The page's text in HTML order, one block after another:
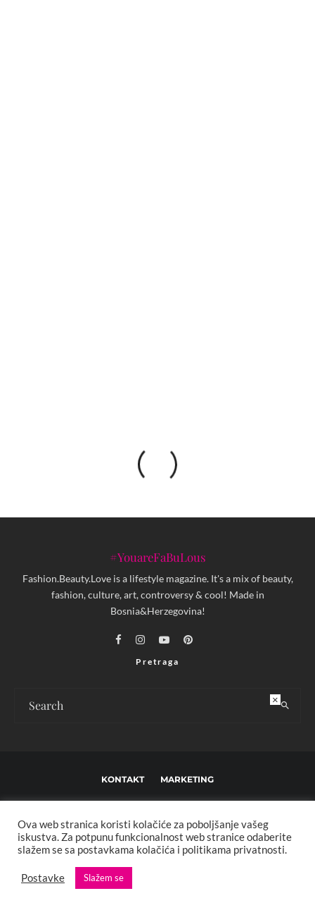
#YouareFaBuLous
Fashion.Beauty.Love is a lifestyle magazine. It's a mix of beauty,
fashion, culture, art, controversy & cool! Made in
Bosnia&Herzegovina!
Pretraga
KONTAKT MARKETING
IMPRESSUM O NAMA
Copyright © 2013 - 2025 FBL creative. Sva prava zadržana. Developed by:
XStreamThemes
Ova web stranica koristi kolačiće za poboljšanje vašeg
iskustva. Za potpunu funkcionalnost web stranice odaberite
slažem se sa postavkama kolačića i politikama privatnosti.
Postavke Slažem se
×